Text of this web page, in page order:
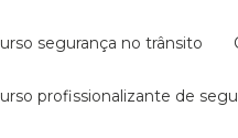
curso segurança no trânsito
curso profissionalizante de